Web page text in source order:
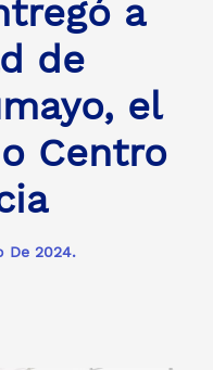
a
de
el
Centro
De 2024.